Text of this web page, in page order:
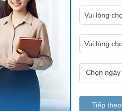
Tiếp theo